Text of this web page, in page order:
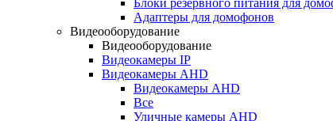
Блоки резервного питания для
Адаптеры для домофонов
Видеооборудование
Видеооборудование
Видеокамеры IP
Видеокамеры AHD
Видеокамеры AHD
Все
Уличные камеры AHD